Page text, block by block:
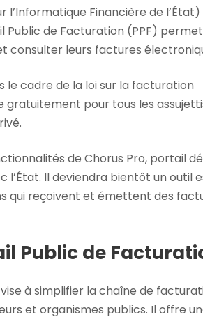
l’Informatique Financière de
Public de Facturation (PPF)
consulter leurs factures
cadre de la loi sur la facturation
pour tous les
de Chorus Pro, portail
Il deviendra bientôt un outil
qui reçoivent et émettent des
Public de
à simplifier la chaîne de
et organismes publics. Il offre